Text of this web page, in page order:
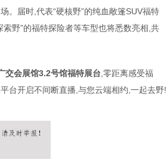
。届时,代表“硬核野”的纯血敞篷SUV福特
野”的福特探险者等车型也将悉数亮相,共
交会展馆3.2号馆福特展台 ,零距离感受福
台开启不间断直播,与您云端相约,一起去野!